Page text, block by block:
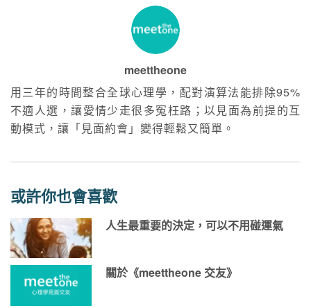
meettheone
用三年的時間整合全球心理學，配對演算法能排除95%
不適人選，讓愛情少走很多冤枉路；以見面為前提的互
動模式，讓「見面約會」變得輕鬆又簡單。
或許你也會喜歡
人生最重要的決定，可以不用碰運氣
關於《meettheone 交友》